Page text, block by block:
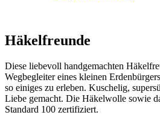
Häkelfreunde
Diese liebevoll handgemachten
Wegbegleiter eines kleinen
so einiges zu erleben. Kuschelig,
Liebe gemacht. Die Häkelwolle sowie
Standard 100 zertifiziert.